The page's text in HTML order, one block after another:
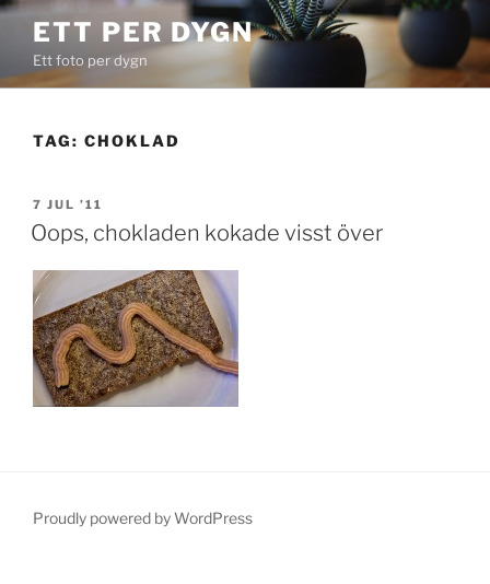
Skip
content
ETT PER DYGN
Ett foto per dygn
TAG: CHOKLAD
POSTED
ON
7 JUL ’11
Oops, chokladen kokade visst över
Proudly powered by WordPress